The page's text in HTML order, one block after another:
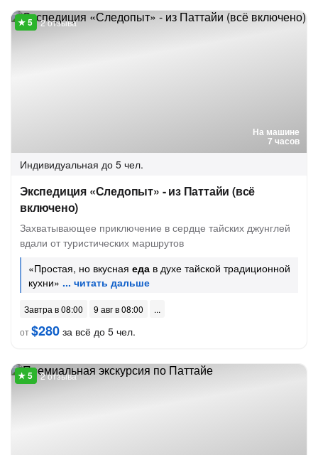
На машине
7 часов
2 отзыва
Индивидуальная до 5 чел.
Экспедиция «Следопыт» - из Паттайи (всё
включено)
Захватывающее приключение в сердце тайских джунглей
вдали от туристических маршрутов
«Простая, но вкусная еда в духе тайской традиционной
кухни»
Завтра в 08:00
9 авг в 08:00
от$280 за всё до 5 чел.
2 отзыва